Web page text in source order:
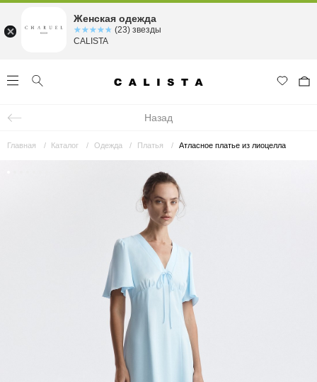
Назад
Главная Каталог Одежда Платья Атласное платье из лиоцелла
Женская одежда
☆☆☆☆☆
★★★★★ (23) звезды
CALISTA